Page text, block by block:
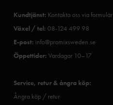
Kundtjänst: Kontakta oss via formulär
Växel / tel: 08-124 499 98
E-post: info@promixsweden.se
Öppettider: Vardagar 10–17
Service, retur & ångra köp:
Ångra köp / retur